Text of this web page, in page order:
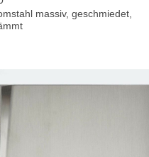
massiv, geschmiedet,